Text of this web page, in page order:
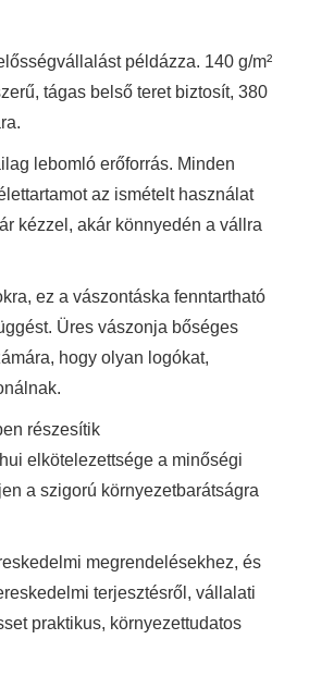
példázza. 140 g/m²
tágas belső teret biztosít, 380
lebomló erőforrás. Minden
az ismételt használat
kézzel, akár könnyedén a vállra
ez a vászontáska fenntartható
Üres vászonja bőséges
hogy olyan logókat,
részesítik
elkötelezettsége a minőségi
a szigorú környezetbarátságra
megrendelésekhez, és
terjesztésről, vállalati
praktikus, környezettudatos